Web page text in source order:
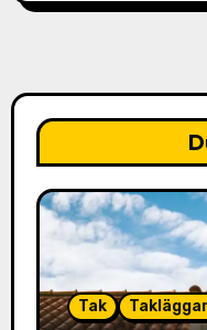
Tak